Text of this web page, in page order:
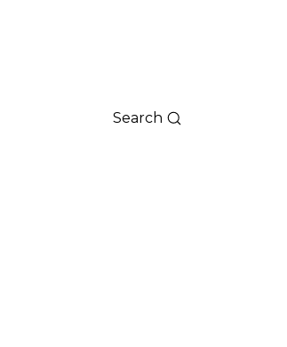
Search